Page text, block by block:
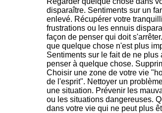
disparaître. Sentiments sur un
enlevé. Récupérer votre
frustrations ou les ennuis
façon de penser qui doit
que quelque chose n'est plus
Sentiments sur le fait de ne plus
penser à quelque chose.
Choisir une zone de votre vie
de l'esprit". Nettoyer un
une situation. Prévenir les
ou les situations dangereuses.
dans votre vie qui ne peut plus